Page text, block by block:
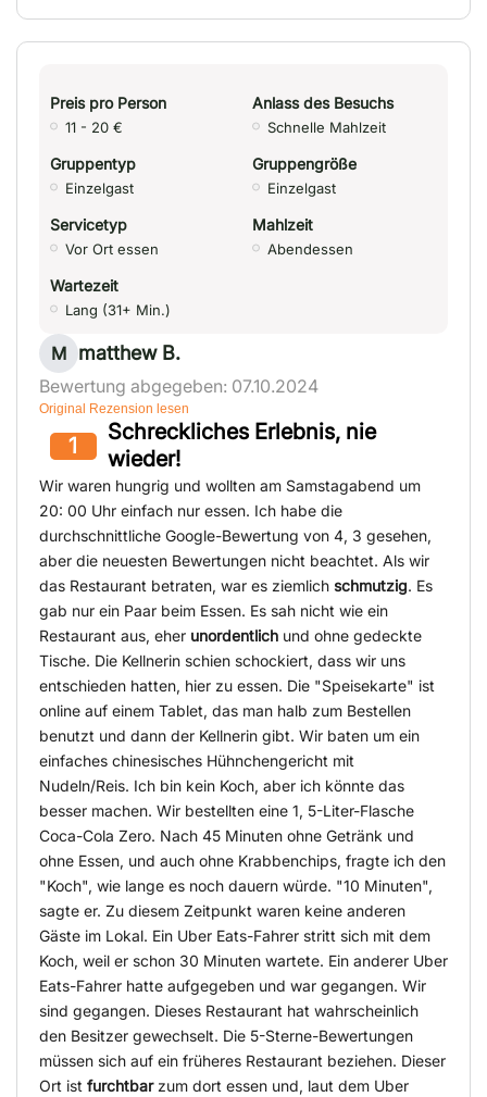
Preis pro Person
11 - 20 €
Anlass des Besuchs
Schnelle Mahlzeit
Gruppentyp
Einzelgast
Gruppengröße
Einzelgast
Servicetyp
Vor Ort essen
Mahlzeit
Abendessen
Wartezeit
Lang (31+ Min.)
M matthew B.
Bewertung abgegeben: 07.10.2024
Original Rezension lesen
1
Schreckliches Erlebnis, nie
wieder!
Wir waren hungrig und wollten am Samstagabend um
20: 00 Uhr einfach nur essen. Ich habe die
durchschnittliche Google-Bewertung von 4, 3 gesehen,
aber die neuesten Bewertungen nicht beachtet. Als wir
das Restaurant betraten, war es ziemlich schmutzig. Es
gab nur ein Paar beim Essen. Es sah nicht wie ein
Restaurant aus, eher unordentlich und ohne gedeckte
Tische. Die Kellnerin schien schockiert, dass wir uns
entschieden hatten, hier zu essen. Die "Speisekarte" ist
online auf einem Tablet, das man halb zum Bestellen
benutzt und dann der Kellnerin gibt. Wir baten um ein
einfaches chinesisches Hühnchengericht mit
Nudeln/Reis. Ich bin kein Koch, aber ich könnte das
besser machen. Wir bestellten eine 1, 5-Liter-Flasche
Coca-Cola Zero. Nach 45 Minuten ohne Getränk und
ohne Essen, und auch ohne Krabbenchips, fragte ich den
"Koch", wie lange es noch dauern würde. "10 Minuten",
sagte er. Zu diesem Zeitpunkt waren keine anderen
Gäste im Lokal. Ein Uber Eats-Fahrer stritt sich mit dem
Koch, weil er schon 30 Minuten wartete. Ein anderer Uber
Eats-Fahrer hatte aufgegeben und war gegangen. Wir
sind gegangen. Dieses Restaurant hat wahrscheinlich
den Besitzer gewechselt. Die 5-Sterne-Bewertungen
müssen sich auf ein früheres Restaurant beziehen. Dieser
Ort ist furchtbarzum dort essen und, laut dem Uber